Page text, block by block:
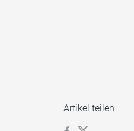
Artikel teilen